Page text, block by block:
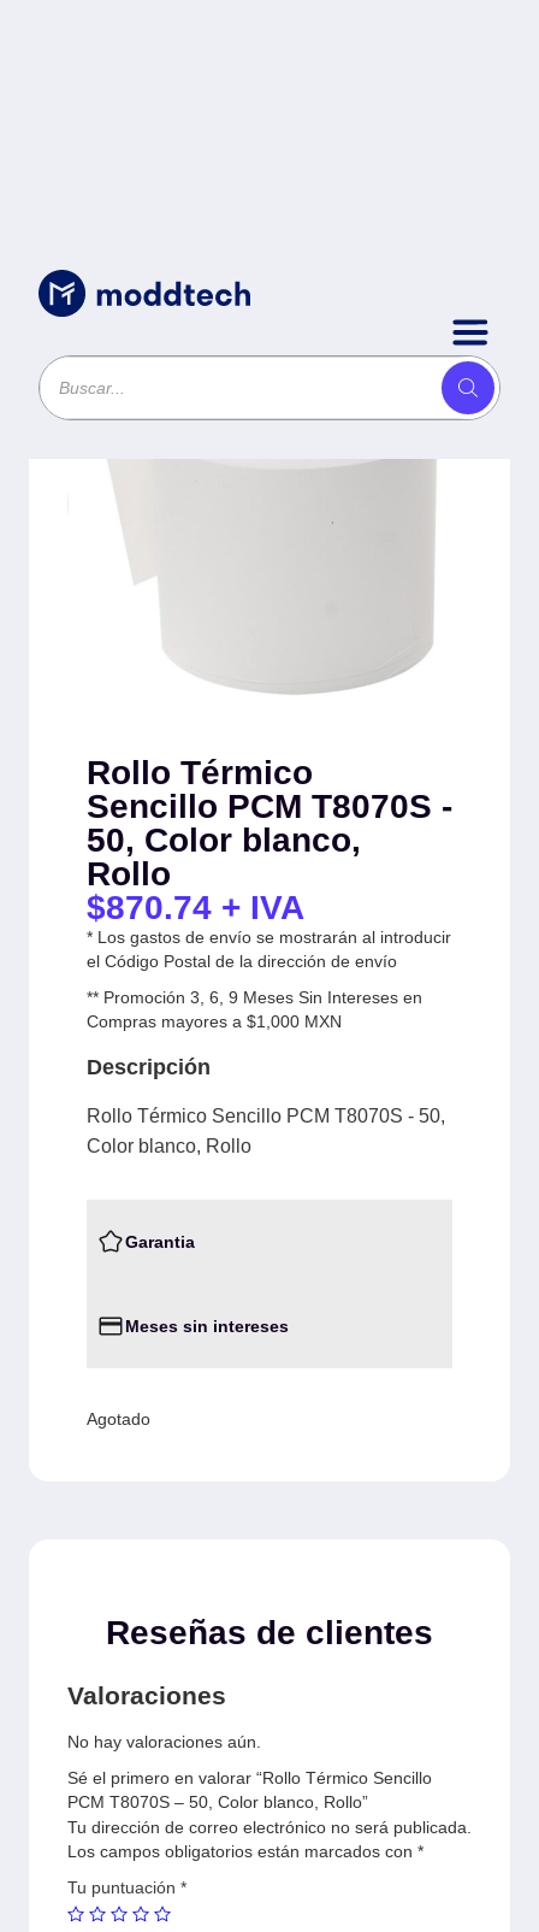
Accesorios y Consumibles POS
Rollo Térmico
Sencillo PCM T8070S -
50, Color blanco,
Rollo
$870.74 + IVA
* Los gastos de envío se mostrarán al introducir
el Código Postal de la dirección de envío
** Promoción 3, 6, 9 Meses Sin Intereses en
Compras mayores a $1,000 MXN
Descripción
Rollo Térmico Sencillo PCM T8070S - 50,
Color blanco, Rollo
Garantia
Meses sin intereses
Agotado
Reseñas de clientes
Valoraciones
No hay valoraciones aún.
Sé el primero en valorar “Rollo Térmico Sencillo
PCM T8070S – 50, Color blanco, Rollo”
Tu dirección de correo electrónico no será publicada.
Los campos obligatorios están marcados con *
Tu puntuación *